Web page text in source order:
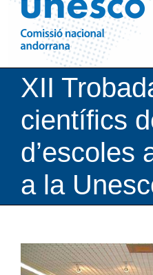
XII
científics
d’escoles
a la